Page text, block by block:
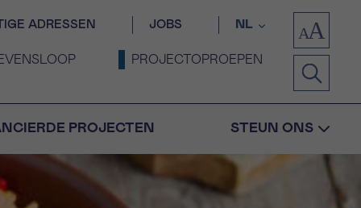
ADRESSEN JOBS NL
PROJECTOPROEPEN
PROJECTEN STEUN ONS